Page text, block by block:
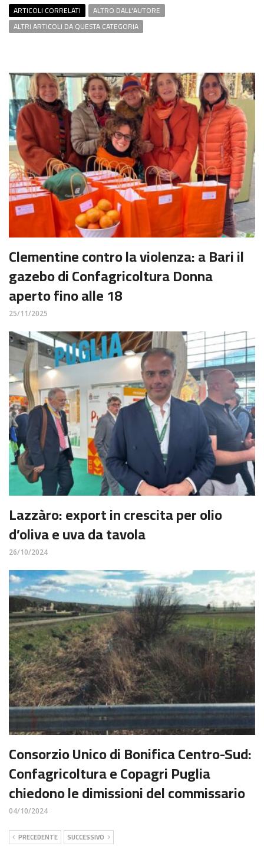
ARTICOLI CORRELATI
ALTRO DALL'AUTORE
ALTRI ARTICOLI DA QUESTA CATEGORIA
Clementine contro la violenza: a Bari il
gazebo di Confagricoltura Donna
aperto fino alle 18
25/11/2025
Lazzàro: export in crescita per olio
d’oliva e uva da tavola
26/10/2024
Consorzio Unico di Bonifica Centro-Sud:
Confagricoltura e Copagri Puglia
chiedono le dimissioni del commissario
04/10/2024
PRECEDENTE SUCCESSIVO